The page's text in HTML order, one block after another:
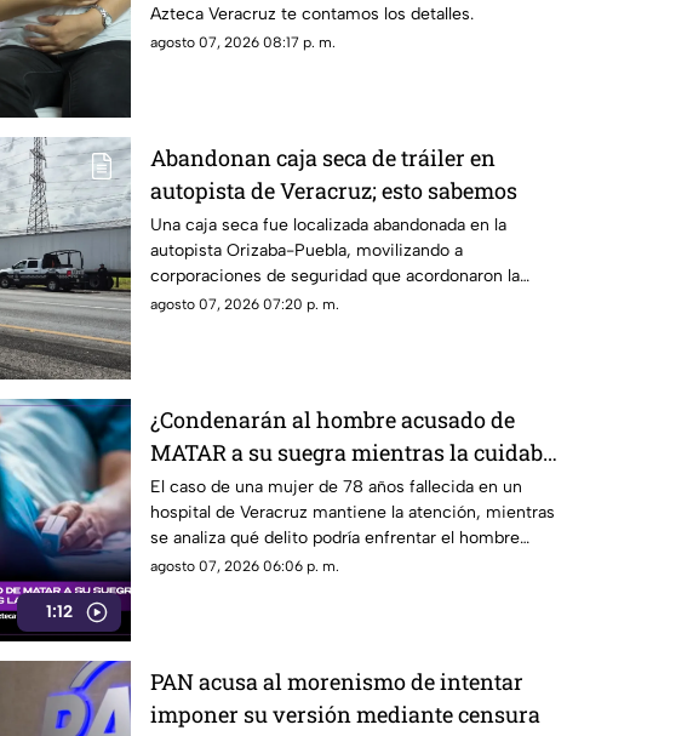
Azteca Veracruz te contamos los detalles.
agosto 07, 2026 08:17 p. m.
Abandonan caja seca de tráiler en
autopista de Veracruz; esto sabemos
Una caja seca fue localizada abandonada en la
autopista Orizaba-Puebla, movilizando a
corporaciones de seguridad que acordonaron la
zona e iniciaron las investigaciones
agosto 07, 2026 07:20 p. m.
1:12
¿Condenarán al hombre acusado de
MATAR a su suegra mientras la cuidaba
en un hospital de Veracruz? Esto se
sabe
El caso de una mujer de 78 años fallecida en un
hospital de Veracruz mantiene la atención, mientras
se analiza qué delito podría enfrentar el hombre
detenido por la presunta agresión.
agosto 07, 2026 06:06 p. m.
PAN acusa al morenismo de intentar
imponer su versión mediante censura